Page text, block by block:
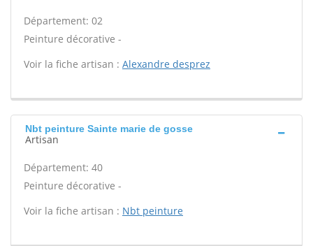
Département: 02
Peinture décorative -
Voir la fiche artisan : Alexandre desprez
Nbt peinture Sainte marie de gosse
Artisan
Département: 40
Peinture décorative -
Voir la fiche artisan : Nbt peinture